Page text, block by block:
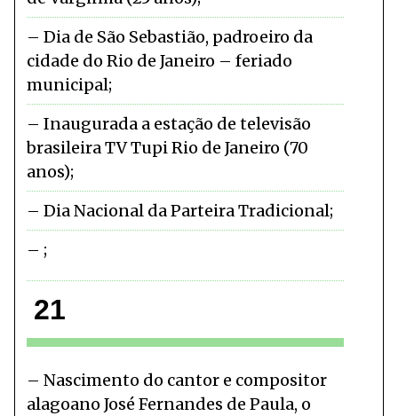
Dia de São Sebastião, padroeiro da
cidade do Rio de Janeiro – feriado
municipal
Inaugurada a estação de televisão
brasileira TV Tupi Rio de Janeiro (70
anos)
Dia Nacional da Parteira Tradicional
21
Nascimento do cantor e compositor
alagoano José Fernandes de Paula, o